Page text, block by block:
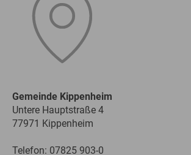
Gemeinde Kippenheim
Untere Hauptstraße 4
77971 Kippenheim
Telefon: 07825 903-0